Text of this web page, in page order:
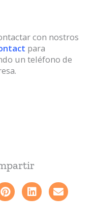
con nostros
para
un teléfono de